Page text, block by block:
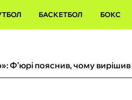
БАСКЕТБОЛ БОКС